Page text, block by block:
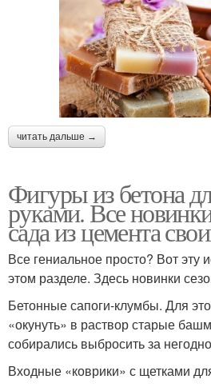
читать дальше →
Фигуры из бетона
руками. Все
сада из цемента
Все гениальное просто? Вот эту
этом разделе. Здесь новинки
Бетонные сапоги-клумбы. Для
«окунуть» в раствор старые
собирались выбросить за
Входные «коврики» с щетками